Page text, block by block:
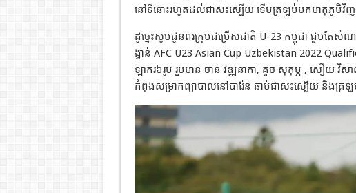
នៅទីនោះរហូត​ដល់​ជា​សះស្បើយ ទើបត្រឡប់មកមាតុភូមិវិ
ដូច្នេះសូមជូនពរក្រុមជម្រើសជាតិ U-23 កម្ពុជា ជួប​តែ​សំ​
ង្វាន់ AFC U23 Asian Cup Uzbekistan 2022
ឡាករ៦រូប រួមមាន ចាន់ វឌ្ឍនាកា, គួច សុកុម្ភៈ, សឿយ
កំពុង​សម្រាក​ព្យា​បាល​នៅ​បារ៉ែន ឆាប់​ជា​សះ​ស្បើយ និងត្រ